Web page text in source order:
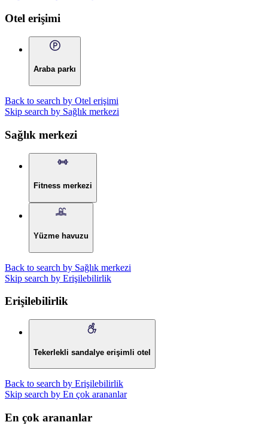
Otel erişimi
Araba parkı
Back to search by Otel erişimi
Skip search by Sağlık merkezi
Sağlık merkezi
Fitness merkezi
Yüzme havuzu
Back to search by Sağlık merkezi
Skip search by Erişilebilirlik
Erişilebilirlik
Tekerlekli sandalye erişimli otel
Back to search by Erişilebilirlik
Skip search by En çok arananlar
En çok arananlar